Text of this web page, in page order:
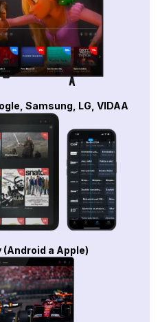
Samsung, LG, VIDAA
a Apple)